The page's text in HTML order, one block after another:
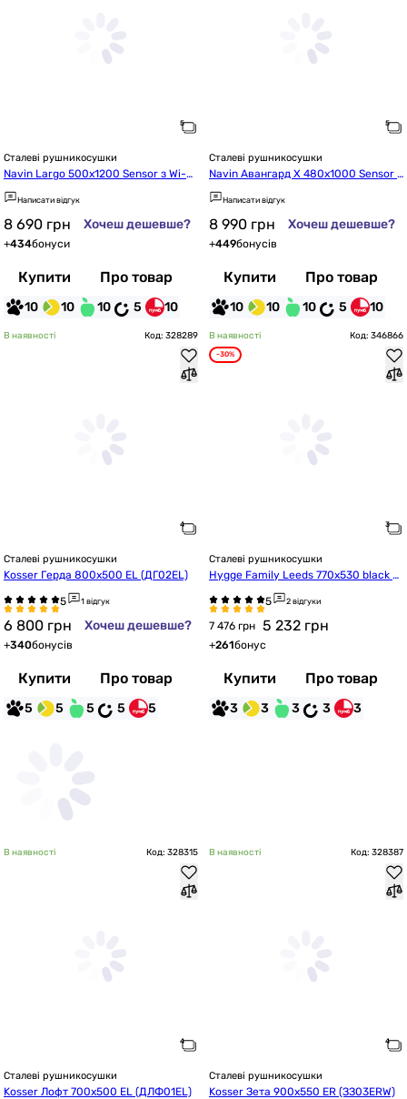
Сталеві рушникосушки
Navin Largo 500х1200 Sensor з Wi-Fi,
лівобічна з таймером, білий оксамит
(12-844155-5012)
Написати відгук
8 690 грн Хочеш дешевше?
+434бонуси
Купити Про товар
10 10 10 5 10
Сталеві рушникосушки
Navin Авангард X 480x1000 Sensor з
WI-FI, лівобічна (12-272155-4810)
Написати відгук
8 990 грн Хочеш дешевше?
+449бонусів
Купити Про товар
10 10 10 5 10
В наявності Код: 328289
Сталеві рушникосушки
Kosser Герда 800х500 EL (ДГ02EL)
1 відгук
6 800 грн Хочеш дешевше?
+340бонусів
Купити Про товар
5 5 5 5 5
В наявності Код: 346866
-30%
Сталеві рушникосушки
Hygge Family Leeds 770x530 black m
att (6.1.0802.06.BM)
2 відгуки
7 476 грн 5 232 грн
+261бонус
Купити Про товар
3 3 3 3 3
В наявності Код: 328315
Сталеві рушникосушки
Kosser Лофт 700х500 EL (ДЛФ01EL)
В наявності Код: 328387
Сталеві рушникосушки
Kosser Зета 900х550 ER (ЗЗ03ERW)